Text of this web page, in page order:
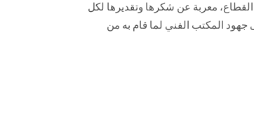
‏معربة عن شكرها وتقديرها لكل
المكتب الفني لما قام به من